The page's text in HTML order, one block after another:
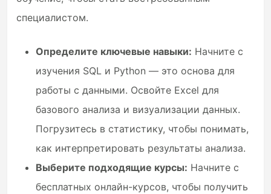
специалистом.
Определите ключевые навыки: Начните с
изучения SQL и Python — это основа для
работы с данными. Освойте Excel для
базового анализа и визуализации данных.
Погрузитесь в статистику, чтобы понимать,
как интерпретировать результаты анализа.
Выберите подходящие курсы: Начните с
бесплатных онлайн-курсов, чтобы получить